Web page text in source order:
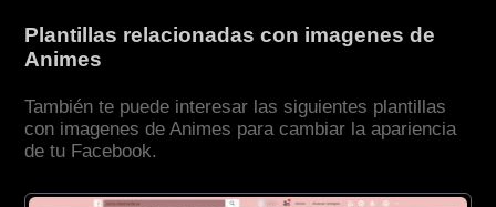
Plantillas relacionadas con imagenes de
Animes
También te puede interesar las siguientes plantillas
con imagenes de Animes para cambiar la apariencia
de tu Facebook.